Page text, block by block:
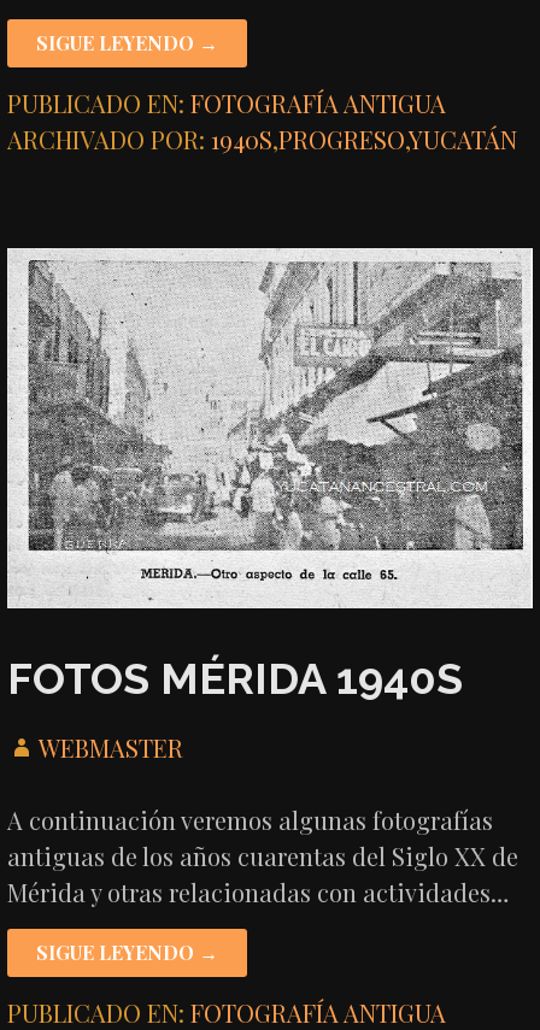
SIGUE LEYENDO →
PUBLICADO EN:FOTOGRAFÍA ANTIGUA
ARCHIVADO POR:1940S,PROGRESO,YUCATÁN
FOTOS MÉRIDA 1940S
WEBMASTER
A continuación veremos algunas fotografías
antiguas de los años cuarentas del Siglo XX de
Mérida y otras relacionadas con actividades…
SIGUE LEYENDO →
PUBLICADO EN:FOTOGRAFÍA ANTIGUA